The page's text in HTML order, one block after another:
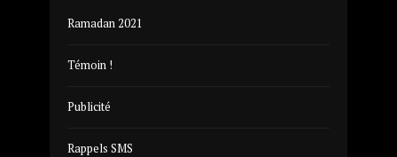
Ramadan 2021
Témoin !
Publicité
Rappels SMS